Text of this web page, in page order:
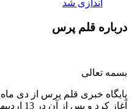
اندازی شد
درباره قلم پرس
بسمه تعالی